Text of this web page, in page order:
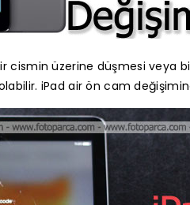
cismin üzerine düşmesi veya
iPad air ön cam